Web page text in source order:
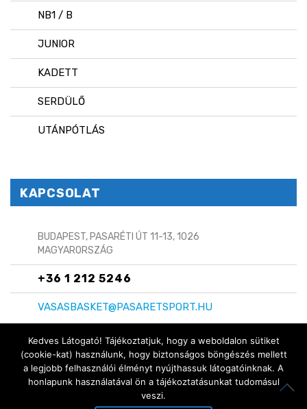
NB1 / B
JUNIOR
KADETT
SERDÜLŐ
UTÁNPÓTLÁS
KAPCSOLAT
BUDAPEST, PASARÉTI ÚT 11-13, 1026
MAGYARORSZÁG
+36 1 212 5246
VASASBASKET@PASARETSPORT.HU
Copyright © 2024 Vasas Basket
ITT IS MEGTALÁLSZ:
Kedves Látogató! Tájékoztatjuk, hogy a weboldalon sütiket
(cookie-kat) használunk, hogy biztonságos böngészés mellett
a legjobb felhasználói élményt nyújthassuk látogatóinknak. A
honlapunk használatával ön a tájékoztatásunkat tudomásul
veszi.